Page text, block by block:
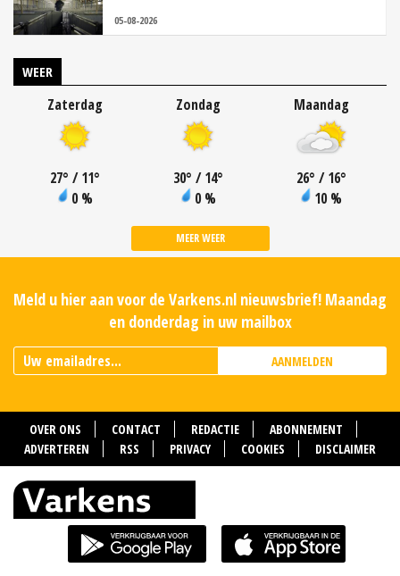
05-08-2026
WEER
Zaterdag
27° / 11°
0 %
Zondag
30° / 14°
0 %
Maandag
26° / 16°
10 %
MEER WEER
Meld u hier aan voor de Varkens.nl nieuwsbrief! Maandag
en donderdag in uw mailbox
AANMELDEN
OVER ONS CONTACT REDACTIE
ABONNEMENT
ADVERTEREN
RSS PRIVACY COOKIES DISCLAIMER